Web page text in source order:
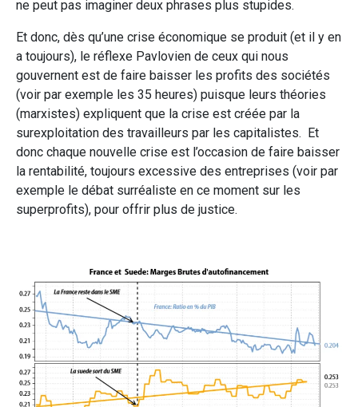
ne peut pas imaginer deux phrases plus stupides.
Et donc, dès qu’une crise économique se produit (et il y en
a toujours), le réflexe Pavlovien de ceux qui nous
gouvernent est de faire baisser les profits des sociétés
(voir par exemple les 35 heures) puisque leurs théories
(marxistes) expliquent que la crise est créée par la
surexploitation des travailleurs par les capitalistes. Et
donc chaque nouvelle crise est l’occasion de faire baisser
la rentabilité, toujours excessive des entreprises (voir par
exemple le débat surréaliste en ce moment sur les
superprofits), pour offrir plus de justice.